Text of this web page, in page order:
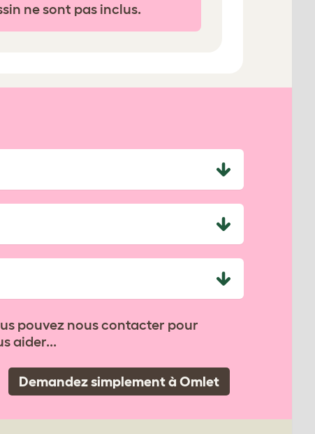
ne sont pas inclus.
pouvez nous contacter pour
aider...
Demandez simplement à Omlet